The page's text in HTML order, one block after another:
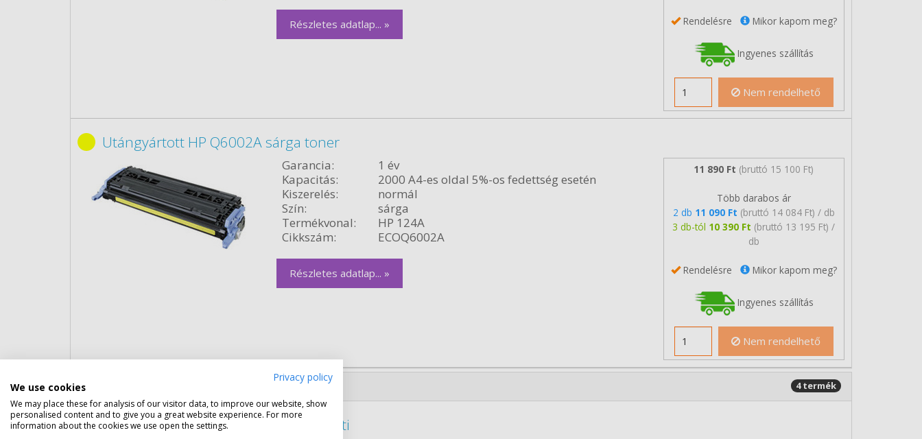
Részletes adatlap... » Rendelésre Mikor kapom meg?
Ingyenes szállítás
Nem rendelhető
Utángyártott HP Q6002A sárga toner
Garancia:
1 év
Kapacitás:
2000 A4-es oldal 5%-os fedettség esetén
Kiszerelés:
normál
Szín:
sárga
Termékvonal:
HP 124A
Cikkszám:
ECOQ6002A
Részletes adatlap... »
11 890 Ft (bruttó 15 100 Ft)
Több darabos ár
2 db 11 090 Ft (bruttó 14 084 Ft) / db
3 db-tól 10 390 Ft (bruttó 13 195 Ft) /
db
Rendelésre Mikor kapom meg?
Ingyenes szállítás
Nem rendelhető
4 termék
HP 124A fekete toner (Q6000A) eredeti
Privacy policy
We use cookies
We may place these for analysis of our visitor data, to improve our website, show
personalised content and to give you a great website experience. For more
information about the cookies we use open the settings.